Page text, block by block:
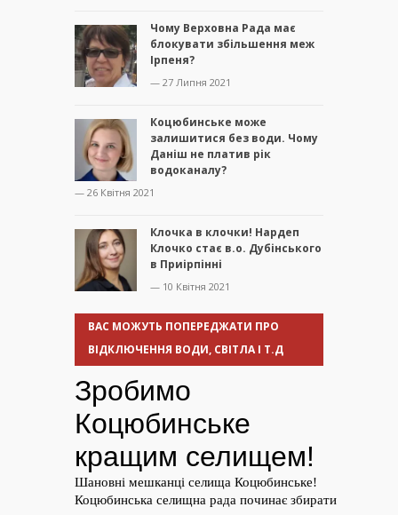
Чому Верховна Рада має
блокувати збільшення меж
Ірпеня?
— 27 Липня 2021
Коцюбинське може
залишитися без води. Чому
Даніш не платив рік
водоканалу?
— 26 Квітня 2021
Клочка в клочки! Нардеп
Клочко стає в.о. Дубінського
в Приірпінні
— 10 Квітня 2021
ВАС МОЖУТЬ ПОПЕРЕДЖАТИ ПРО
ВІДКЛЮЧЕННЯ ВОДИ, СВІТЛА І Т.Д